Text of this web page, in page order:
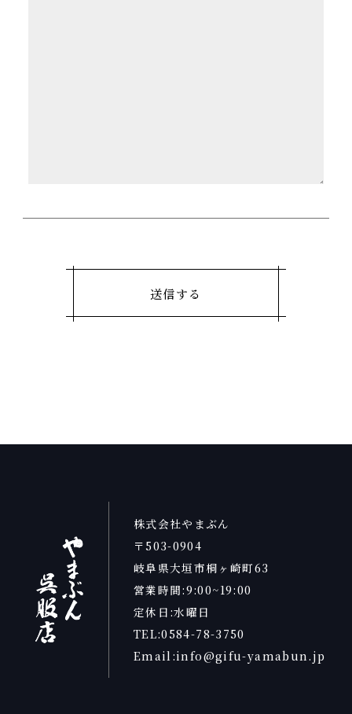
株式会社やまぶん
〒503-0904
岐阜県大垣市桐ヶ崎町63
営業時間:9:00~19:00
定休日:水曜日
TEL:0584-78-3750
Email:info@gifu-yamabun.jp